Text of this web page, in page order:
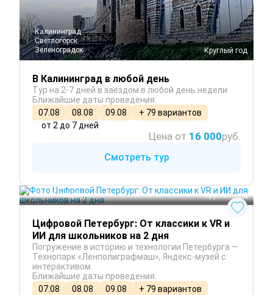
Калининград
Светлогорск
Зеленоградск
Круглый год
В Калининград в любой день
Тур на 2-7 дней в заездом в любой день недели
Ближайшие даты проведения:
07.08
08.08 09.08
+ 79 вариантов
от 2 до 7 дней
Цена от:16 000руб.
Смотреть тур
Санкт-Петербург Круглый год
Цифровой Петербург: От классики к VR и
ИИ для школьников на 2 дня
Погружение в историю и технологии Петербурга —
Технопарк «Ленполиграфмаш», Яндекс-музей с
интерактивом
Ближайшие даты проведения:
07.08
08.08 09.08
+ 79 вариантов